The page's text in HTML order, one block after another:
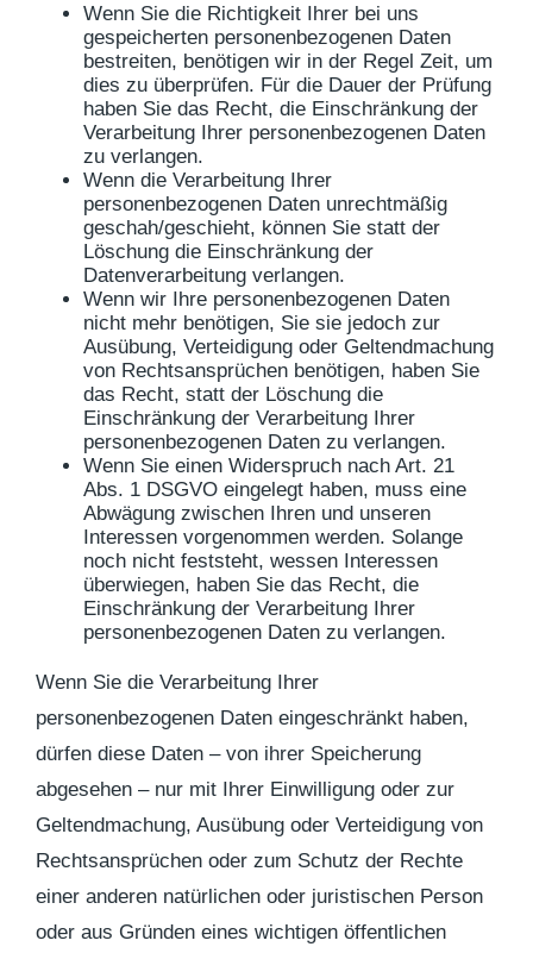
Wenn Sie die Richtigkeit Ihrer bei uns
gespeicherten personenbezogenen Daten
bestreiten, benötigen wir in der Regel Zeit, um
dies zu überprüfen. Für die Dauer der Prüfung
haben Sie das Recht, die Einschränkung der
Verarbeitung Ihrer personenbezogenen Daten
zu verlangen.
Wenn die Verarbeitung Ihrer
personenbezogenen Daten unrechtmäßig
geschah/geschieht, können Sie statt der
Löschung die Einschränkung der
Datenverarbeitung verlangen.
Wenn wir Ihre personenbezogenen Daten
nicht mehr benötigen, Sie sie jedoch zur
Ausübung, Verteidigung oder Geltendmachung
von Rechtsansprüchen benötigen, haben Sie
das Recht, statt der Löschung die
Einschränkung der Verarbeitung Ihrer
personenbezogenen Daten zu verlangen.
Wenn Sie einen Widerspruch nach Art. 21
Abs. 1 DSGVO eingelegt haben, muss eine
Abwägung zwischen Ihren und unseren
Interessen vorgenommen werden. Solange
noch nicht feststeht, wessen Interessen
überwiegen, haben Sie das Recht, die
Einschränkung der Verarbeitung Ihrer
personenbezogenen Daten zu verlangen.
Wenn Sie die Verarbeitung Ihrer
personenbezogenen Daten eingeschränkt haben,
dürfen diese Daten – von ihrer Speicherung
abgesehen – nur mit Ihrer Einwilligung oder zur
Geltendmachung, Ausübung oder Verteidigung von
Rechtsansprüchen oder zum Schutz der Rechte
einer anderen natürlichen oder juristischen Person
oder aus Gründen eines wichtigen öffentlichen